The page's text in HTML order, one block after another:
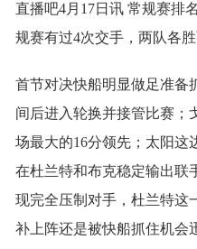
直播吧4月17日讯 常规赛排
规赛有过4次交手，两队各
首节对决快船明显做足准备
间后进入轮换并接管比赛；
场最大的16分领先；太阳这
在杜兰特和布克稳定输出联
现完全压制对手，杜兰特这
补上阵还是被快船抓住机会